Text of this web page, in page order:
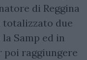
di Reggina
totalizzato due
Samp ed in
poi raggiungere